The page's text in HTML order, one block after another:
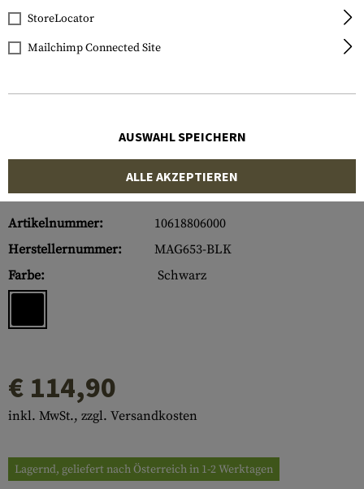
Artikelnummer:
10618806000
Herstellernummer:
MAG653-BLK
Farbe:
Schwarz
€ 114,90
inkl. MwSt., zzgl. Versandkosten
Lagernd, geliefert nach Österreich in 1-2 Werktagen
StoreLocator
Mailchimp Connected Site
AUSWAHL SPEICHERN
ALLE AKZEPTIEREN